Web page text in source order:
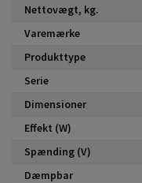
Nettovægt, kg.
Varemærke
Produkttype
Serie
Dimensioner
Effekt (W)
Spænding (V)
Dæmpbar